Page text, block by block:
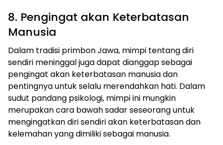
8. Pengingat akan Keterbatasan
Manusia
Dalam tradisi primbon Jawa, mimpi tentang diri
sendiri meninggal juga dapat dianggap sebagai
pengingat akan keterbatasan manusia dan
pentingnya untuk selalu merendahkan hati. Dalam
sudut pandang psikologi, mimpi ini mungkin
merupakan cara bawah sadar seseorang untuk
mengingatkan diri sendiri akan keterbatasan dan
kelemahan yang dimiliki sebagai manusia.